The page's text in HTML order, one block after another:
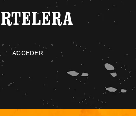
ACCEDER